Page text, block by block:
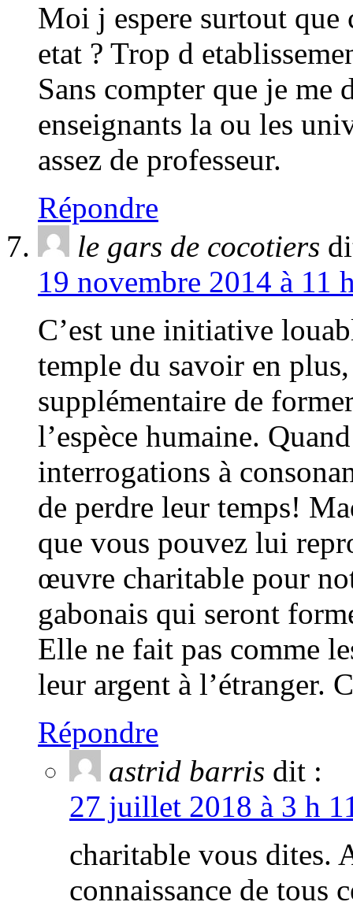
Moi j espere surtout que
etat ? Trop d
Sans compter que je me
enseignants la ou les
assez de professeur.
Répondre
le gars de cocotiers
19 novembre 2014 à 11
C’est une initiative
temple du savoir en
supplémentaire de
l’espèce humaine.
interrogations à
de perdre leur temps!
que vous pouvez lui
œuvre charitable pour
gabonais qui seront
Elle ne fait pas comme
leur argent à l’étranger.
Répondre
astrid barris dit :
27 juillet 2018 à 3 h
charitable vous dites.
connaissance de tous